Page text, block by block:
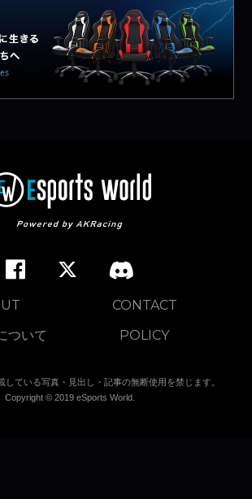
CONTACT
ついて
POLICY
している写真・見出し・記事の無断使用を禁じます。
Copyright © 2019 eSports World.